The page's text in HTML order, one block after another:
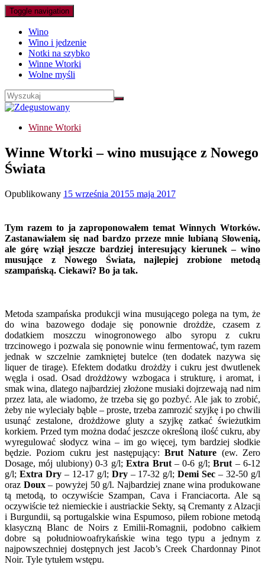
Toggle navigation
Wino
Wino i jedzenie
Notki na szybko
Winne Wtorki
Wolne myśli
Winne Wtorki
Winne Wtorki – wino musujące z Nowego
Świata
Opublikowany 15 września 20155 maja 2017
Tym razem to ja zaproponowałem temat Winnych Wtorków.
Zastanawiałem się nad bardzo przeze mnie lubianą Słowenią,
ale górę wziął jeszcze bardziej interesujący kierunek – wino
musujące z Nowego Świata, najlepiej zrobione metodą
szampańską. Ciekawi? Bo ja tak.
Metoda szampańska produkcji wina musującego polega na tym, że
do wina bazowego dodaje się ponownie drożdże, czasem z
dodatkiem moszczu winogronowego albo syropu z cukru
trzcinowego i pozwala się ponownie winu fermentować, tym razem
jednak w szczelnie zamkniętej butelce (ten dodatek nazywa się
liquer de tirage). Efektem dodatku drożdży i cukru jest dwutlenek
węgla i osad. Osad drożdżowy wzbogaca i strukturę, i aromat, i
smak wina, dlatego najbardziej złożone musiaki dojrzewają nad nim
przez lata, ale wiadomo, że trzeba się go pozbyć. Ale jak to zrobić,
żeby nie wyleciały bąble – proste, trzeba zamrozić szyjkę i po chwili
usunąć zestalone, drożdżowe gluty a szyjkę zatkać świeżutkim
korkiem. Przed tym można dodać jeszcze określoną ilość cukru, aby
wyregulować słodycz wina – im go więcej, tym bardziej słodkie
będzie. Poziom cukru jest następujący: Brut Nature (ew. Zero
Dosage, mój ulubiony) 0-3 g/l;Extra Brut– 0-6 g/l;Brut – 6-12
g/l; Extra Dry– 12-17 g/l; Dry– 17-32 g/l;Demi Sec – 32-50 g/l
oraz Doux– powyżej 50 g/l. Najbardziej znane wina produkowane
tą metodą, to oczywiście Szampan, Cava i Franciacorta. Ale są
oczywiście też niemieckie i austriackie Sekty, są Cremanty z Alzacji
i Burgundii, są portugalskie wina Espumoso, piłem robione metodą
klasyczną Blanc de Noirs z Emilii-Romagnii, podobno całkiem
dobre są południowoafrykańskie wina tego typu a jednym z
najpowszechniej dostępnych jest Jacob’s Creek Chardonnay Pinot
Noir. Tyle tytułem wstępu.